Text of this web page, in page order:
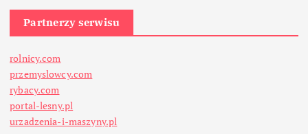
Partnerzy serwisu
rolnicy.com
przemyslowcy.com
rybacy.com
portal-lesny.pl
urzadzenia-i-maszyny.pl